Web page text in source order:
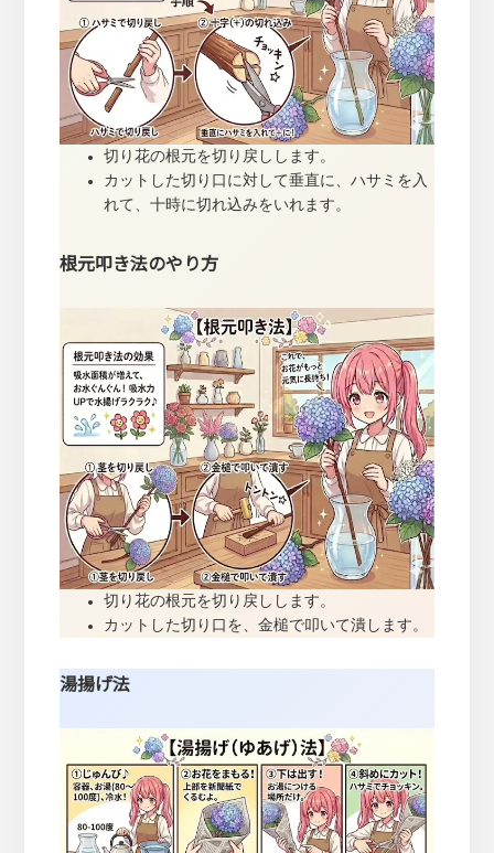
切り花の根元を切り戻しします。
カットした切り口に対して垂直に、ハサミを入
れて、十時に切れ込みをいれます。
根元叩き法のやり方
切り花の根元を切り戻しします。
カットした切り口を、金槌で叩いて潰します。
湯揚げ法